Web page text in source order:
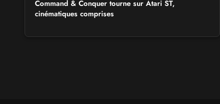
Command & Conquer tourne sur Atari ST,
cinématiques comprises